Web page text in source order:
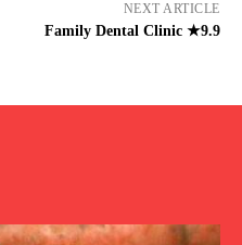
NEXT ARTICLE
Family Dental Clinic ★9.9